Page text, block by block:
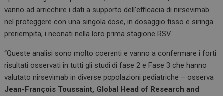
vanno ad arricchire i dati a supporto dell’efficacia di nirsevimab
nel proteggere con una singola dose, in dosaggio fisso e siringa
preriempita, i neonati nella loro prima stagione RSV.
“Queste analisi sono molto coerenti e vanno a confermare i forti
risultati osservati in tutti gli studi di fase 2 e Fase 3 che hanno
valutato nirsevimab in diverse popolazioni pediatriche – osserva
Jean-François Toussaint, Global Head of Research and